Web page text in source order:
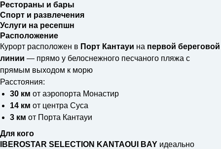
Рестораны и бары
Cпорт и развлечения
Услуги на ресепшн
Расположение
Курорт расположен в Порт Кантауи на первой береговой
линии — прямо у белоснежного песчаного пляжа с
прямым выходом к морю
Расстояния:
30 км от аэропорта Монастир
14 км от центра Суса
3 км от Порта Кантауи
Для кого
IBEROSTAR SELECTION KANTAOUI BAY идеально